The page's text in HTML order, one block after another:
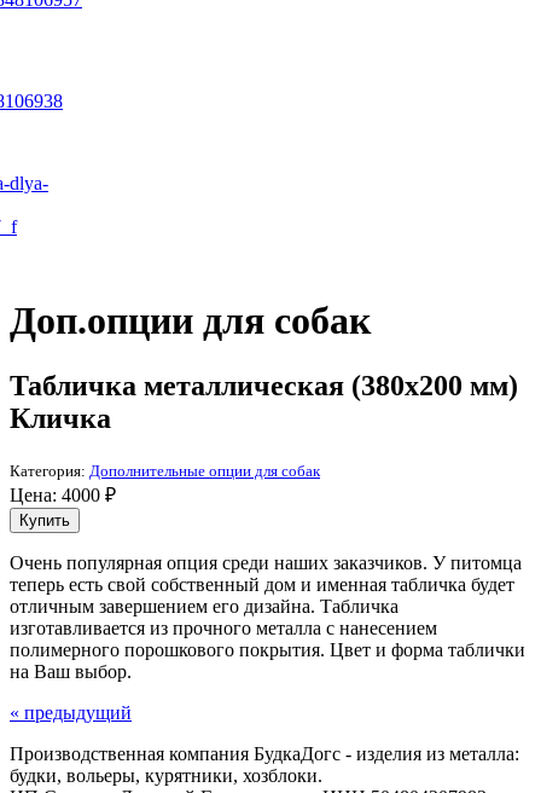
Доп.опции для собак
Табличка металлическая (380х200 мм)
Кличка
Категория: Дополнительные опции для собак
Цена: 4000 ₽
Очень популярная опция среди наших заказчиков. У питомца
теперь есть свой собственный дом и именная табличка будет
отличным завершением его дизайна. Табличка
изготавливается из прочного металла с нанесением
полимерного порошкового покрытия. Цвет и форма таблички
на Ваш выбор.
« предыдущий
Производственная компания БудкаДогс - изделия из металла:
будки, вольеры, курятники, хозблоки.